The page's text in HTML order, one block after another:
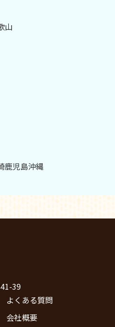
山
鹿児島沖縄
39
よくある質問
会社概要